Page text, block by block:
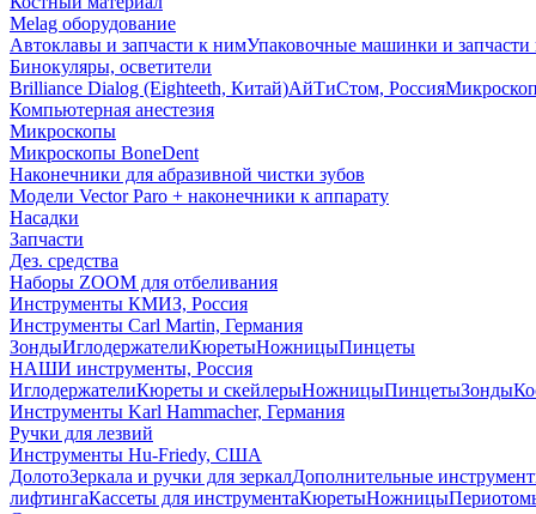
Melag оборудование
Автоклавы и запчасти к нимУпаковочные машинки и
Бинокуляры, осветители
Brilliance Dialog (Eighteeth, Китай)АйТиСтом, Россия
Компьютерная анестезия
Микроскопы
Микроскопы BoneDent
Наконечники для абразивной чистки зубов
Модели Vector Paro + наконечники к аппарату
Насадки
Запчасти
Дез. средства
Наборы ZOOM для отбеливания
Инструменты КМИЗ, Россия
Инструменты Carl Martin, Германия
ЗондыИглодержателиКюретыНожницыПинцеты
НАШИ инструменты, Россия
ИглодержателиКюреты и скейлерыНожницыПинцетыЗонды
Инструменты Karl Hammacher, Германия
Ручки для лезвий
Инструменты Hu-Friedy, США
ДолотоЗеркала и ручки для зеркалДополнительные
лифтингаКассеты для инструментаКюретыНожницы